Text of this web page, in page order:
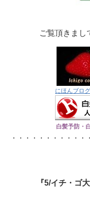
ご覧頂きまし
にほんブロ
白髪予防・
・・・・・・・・・・・
『5/イチ・ゴ